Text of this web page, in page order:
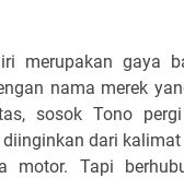
merupakan gaya
nama merek
sosok Tono
dari
motor. Tapi